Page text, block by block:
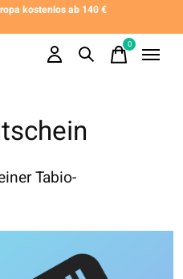
kostenlos ab 140 €
0items
Tabio-